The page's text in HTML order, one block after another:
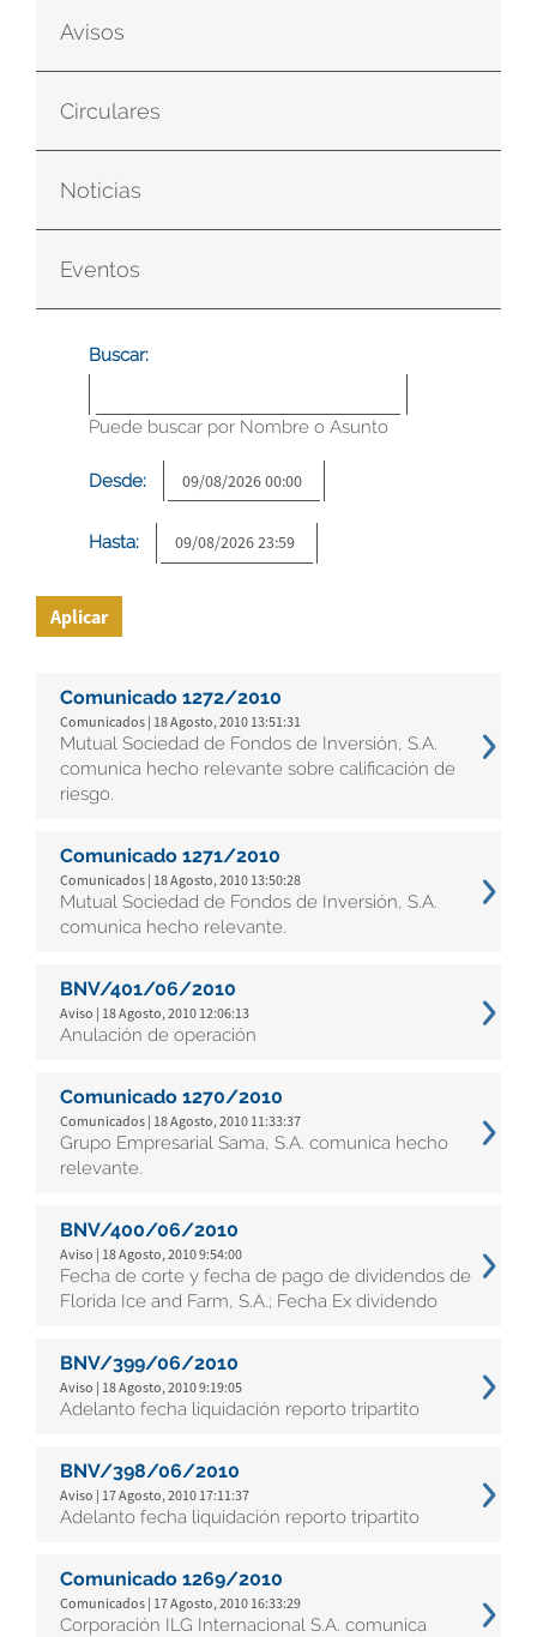
Avisos
Circulares
Noticias
Eventos
Buscar:
Puede buscar por Nombre o Asunto
Desde:
Hasta:
Aplicar
Comunicado 1272/2010
Comunicados | 18 Agosto, 2010 13:51:31
Mutual Sociedad de Fondos de Inversión, S.A.
comunica hecho relevante sobre calificación de
riesgo.
Comunicado 1271/2010
Comunicados | 18 Agosto, 2010 13:50:28
Mutual Sociedad de Fondos de Inversión, S.A.
comunica hecho relevante.
BNV/401/06/2010
Aviso | 18 Agosto, 2010 12:06:13
Anulación de operación
Comunicado 1270/2010
Comunicados | 18 Agosto, 2010 11:33:37
Grupo Empresarial Sama, S.A. comunica hecho
relevante.
BNV/400/06/2010
Aviso | 18 Agosto, 2010 9:54:00
Fecha de corte y fecha de pago de dividendos de
Florida Ice and Farm, S.A.; Fecha Ex dividendo
BNV/399/06/2010
Aviso | 18 Agosto, 2010 9:19:05
Adelanto fecha liquidación reporto tripartito
BNV/398/06/2010
Aviso | 17 Agosto, 2010 17:11:37
Adelanto fecha liquidación reporto tripartito
Comunicado 1269/2010
Comunicados | 17 Agosto, 2010 16:33:29
Corporación ILG Internacional S.A. comunica